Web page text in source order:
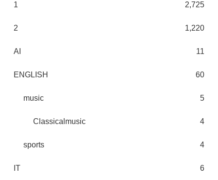
1 2,725
2 1,220
AI 11
ENGLISH 60
music 5
Classicalmusic 4
sports 4
IT 6